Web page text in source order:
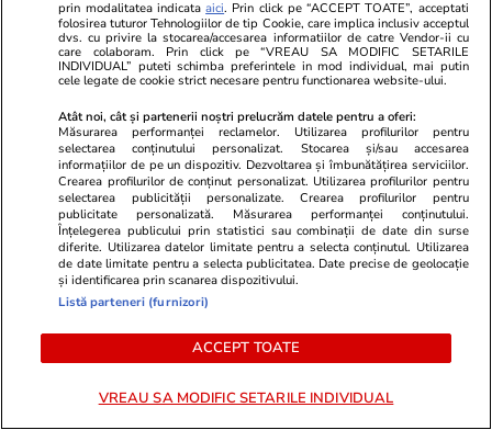
Ce este agar-agar și cum se
utilizează
plăţilor în urma procesului
prin modalitatea indicataaici. Prin click pe “ACCEPT TOATE”, acceptati
folosirea tuturor Tehnologiilor de tip Cookie, care implica inclusiv acceptul
dvs. cu privire la stocarea/accesarea informatiilor de catre Vendor-ii cu
care colaboram. Prin click pe “VREAU SA MODIFIC SETARILE
INDIVIDUAL” puteti schimba preferintele in mod individual, mai putin
cele legate de cookie strict necesare pentru functionarea website-ului.
Atât noi, cât și partenerii noștri prelucrăm datele pentru a oferi:
Măsurarea performanței reclamelor. Utilizarea profilurilor pentru
selectarea conținutului personalizat. Stocarea și/sau accesarea
informațiilor de pe un dispozitiv. Dezvoltarea și îmbunătățirea serviciilor.
Crearea profilurilor de conținut personalizat. Utilizarea profilurilor pentru
selectarea publicității personalizate. Crearea profilurilor pentru
publicitate personalizată. Măsurarea performanței conținutului.
Înțelegerea publicului prin statistici sau combinații de date din surse
diferite. Utilizarea datelor limitate pentru a selecta conținutul. Utilizarea
de date limitate pentru a selecta publicitatea. Date precise de geolocație
și identificarea prin scanarea dispozitivului.
Listă parteneri (furnizori)
ACCEPT TOATE
VREAU SA MODIFIC SETARILE INDIVIDUAL